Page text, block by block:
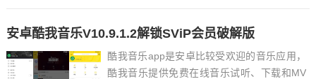
免费看，视频剪辑，全网...
安卓酷我音乐V10.9.1.2解锁SViP会员破解版
酷我音乐app是安卓比较受欢迎的音乐应用，
酷我音乐提供免费在线音乐试听、下载和MV